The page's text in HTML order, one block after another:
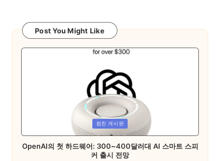
Post You Might Like
컴친 게시판
OpenAI의 첫 하드웨어: 300~400달러대 AI 스마트 스피
커 출시 전망